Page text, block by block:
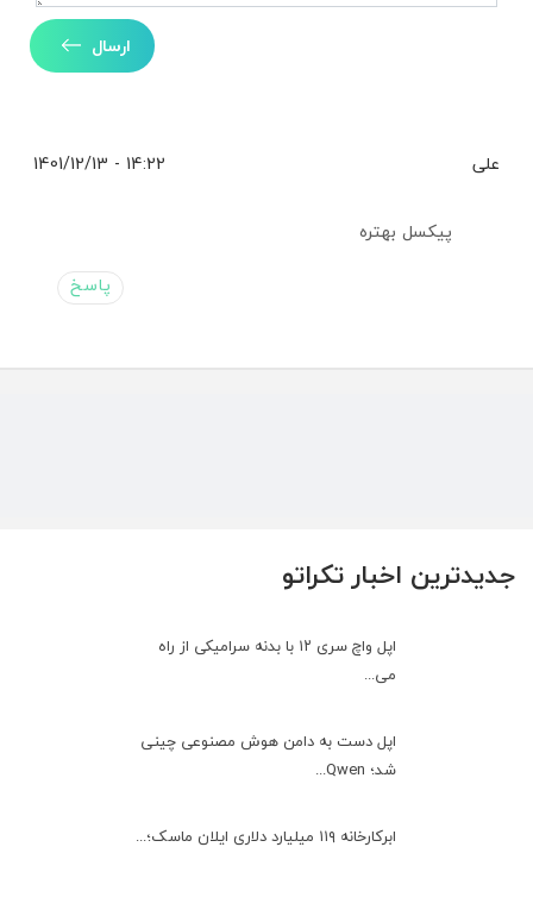
جدیدترین اخبار تکراتو
اپل واچ سری ۱۲ با بدنه سرامیکی از راه
می...
اپل دست به دامن هوش مصنوعی چینی
شد؛ Qwen...
ابرکارخانه ۱۱۹ میلیارد دلاری ایلان ماسک؛...
ارسال
علی 14:22 - 1401/12/13
پیکسل بهتره
پاسخ